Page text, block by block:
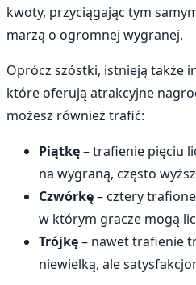
kwoty, przyciągając tym
marzą o ogromnej wygranej.
Oprócz szóstki, istnieją także
które oferują atrakcyjne
możesz również trafić:
Piątkę– trafienie pięciu
na wygraną, często
Czwórkę– cztery
w którym gracze mogą
Trójkę– nawet trafienie
niewielką, ale